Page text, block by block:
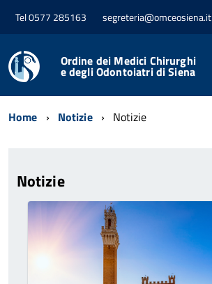
Tel 0577 285163 segreteria@omceosiena.it
Ordine dei Medici Chirurghi
e degli Odontoiatri di Siena
Home Notizie Notizie
Notizie